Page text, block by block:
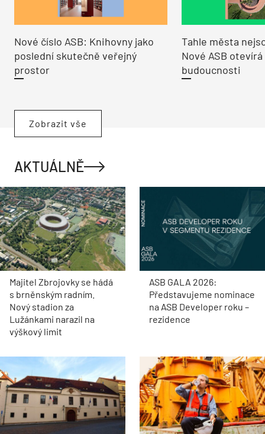
Nové číslo ASB: Knihovny jako
poslední skutečně veřejný
prostor
Tahle města
Nové ASB
budoucnosti
Zobrazit vše
AKTUÁLNĚ
Majitel Zbrojovky se hádá
s brněnským radním.
Nový stadion za
Lužánkami narazil na
výškový limit
ASB GALA 2026:
Představujeme nominace
na ASB Developer roku –
rezidence